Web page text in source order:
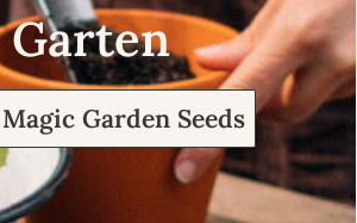
Garten
Garden Seeds